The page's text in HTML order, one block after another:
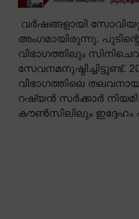
വർഷങ്ങളായി
അംഗമായിരുന്നു.
വിഭാഗത്തിലും
വിഭാഗത്തിലെ
റഷ്യൻ സർക്കാർ
കൗൺസിലിലും ഇദ്ദേഹം